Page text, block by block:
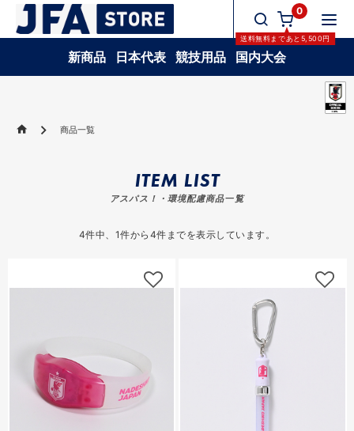
0
送料無料まであと 5,500円
新商品 日本代表 競技用品 国内大会
商品一覧
ITEM LIST
アスパス！・環境配慮商品一覧
4件中、 1件から 4件までを表示しています。